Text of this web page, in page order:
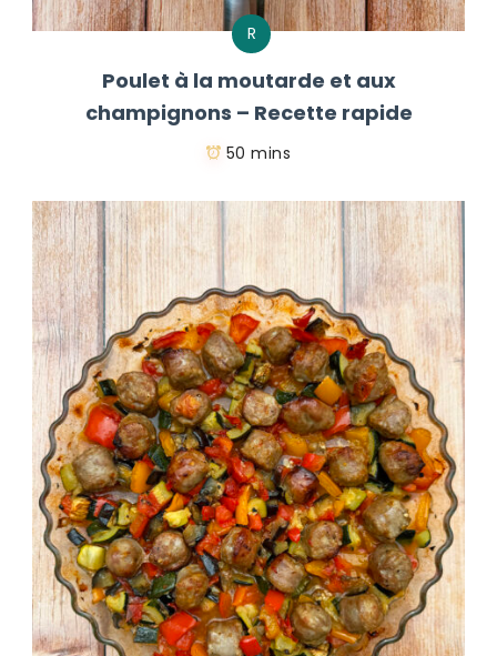
R
Poulet à la moutarde et aux
champignons – Recette rapide
50 mins